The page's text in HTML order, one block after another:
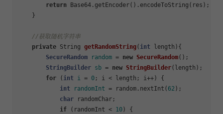
return Base64.getEncoder().encodeToString(res);
    }
//获取随机字符串
private String getRandomString( int length) {
SecureRandom
random = new SecureRandom();
StringBuilder sb = new StringBuilder(length);
for ( int i = 0 ; i < length; i++) {
int
randomInt = random.nextInt( 62 );
char randomChar;
if (randomInt < 10 ) {